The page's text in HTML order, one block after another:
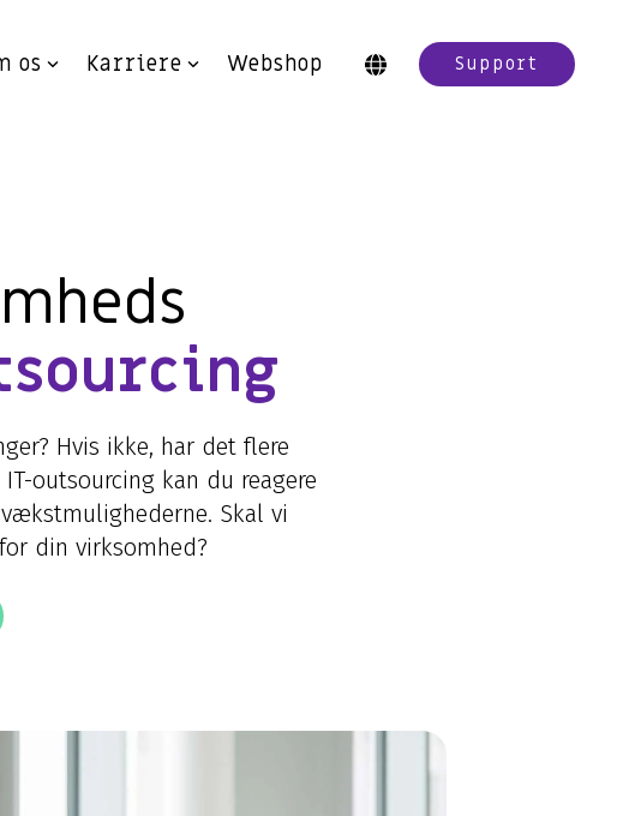
os Karriere Webshop Support
Hvis ikke, har det flere
outsourcing kan du reagere
Skal vi
din virksomhed?